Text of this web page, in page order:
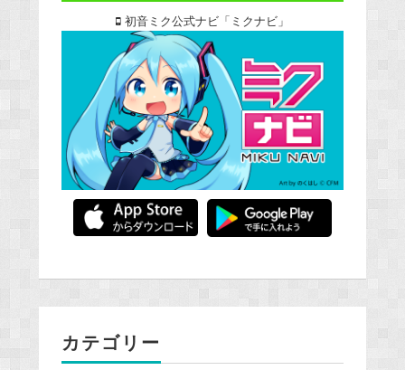
初音ミク公式ナビ「ミクナビ」
カテゴリー